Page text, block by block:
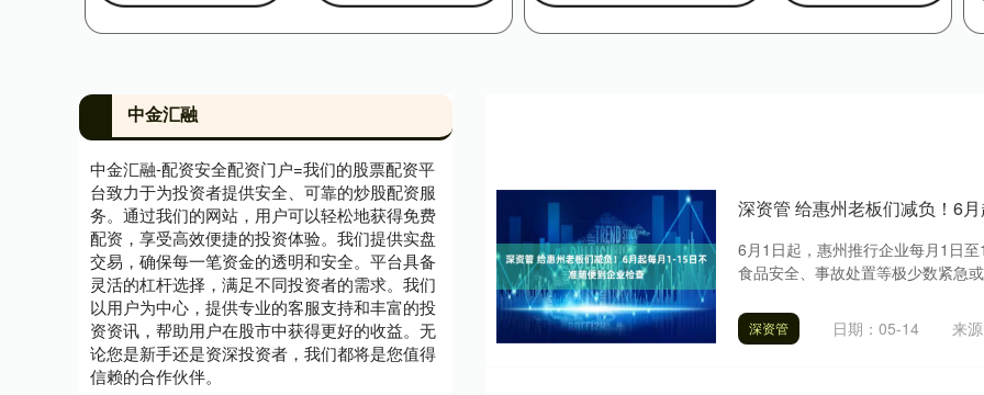
深资管 给惠州老板们减负！6
6月1日起，惠州推行企业每月1日
食品安全、事故处置等极少数紧急
深资管 日期：05-14 来
中金汇融
中金汇融-配资安全配资门户=我们的股票配资平
台致力于为投资者提供安全、可靠的炒股配资服
务。通过我们的网站，用户可以轻松地获得免费
配资，享受高效便捷的投资体验。我们提供实盘
交易，确保每一笔资金的透明和安全。平台具备
灵活的杠杆选择，满足不同投资者的需求。我们
以用户为中心，提供专业的客服支持和丰富的投
资资讯，帮助用户在股市中获得更好的收益。无
论您是新手还是资深投资者，我们都将是您值得
信赖的合作伙伴。